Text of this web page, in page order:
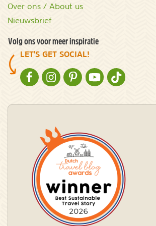
Over ons / About us
Nieuwsbrief
Volg ons voor meer inspiratie
LET'S GET SOCIAL!
NATURESCANNER OP FACEBOOK
NATURESCANNER OP INSTAGRAM
NATURESCANNER OP
NATURESCANNER